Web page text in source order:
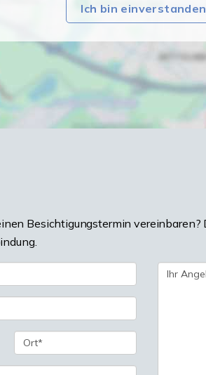
Ich bin einverstanden
Besichtigungstermin